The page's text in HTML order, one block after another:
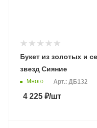
Букет из золотых и
звезд Сияние
Много Арт.: ДБ132
4 225 ₽/шт